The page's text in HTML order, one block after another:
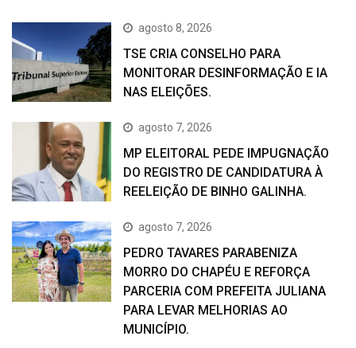
agosto 8, 2026
TSE CRIA CONSELHO PARA
MONITORAR DESINFORMAÇÃO E IA
NAS ELEIÇÕES.
agosto 7, 2026
MP ELEITORAL PEDE IMPUGNAÇÃO
DO REGISTRO DE CANDIDATURA À
REELEIÇÃO DE BINHO GALINHA.
agosto 7, 2026
PEDRO TAVARES PARABENIZA
MORRO DO CHAPÉU E REFORÇA
PARCERIA COM PREFEITA JULIANA
PARA LEVAR MELHORIAS AO
MUNICÍPIO.